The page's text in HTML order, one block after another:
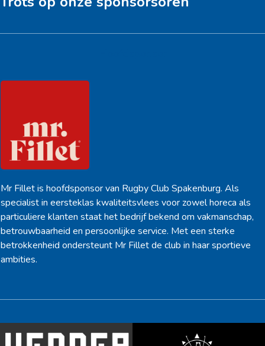
Mr Fillet is hoofdsponsor van Rugby Club Spakenburg. Als
specialist in eersteklas kwaliteitsvlees voor zowel horeca als
particuliere klanten staat het bedrijf bekend om vakmanschap,
betrouwbaarheid en persoonlijke service. Met een sterke
betrokkenheid ondersteunt Mr Fillet de club in haar sportieve
ambities.